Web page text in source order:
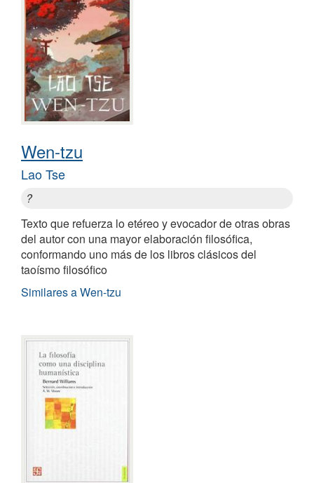
Wen-tzu
Lao Tse
?
Texto que refuerza lo etéreo y evocador de otras obras
del autor con una mayor elaboración filosófica,
conformando uno más de los libros clásicos del
taoísmo filosófico
Similares a Wen-tzu